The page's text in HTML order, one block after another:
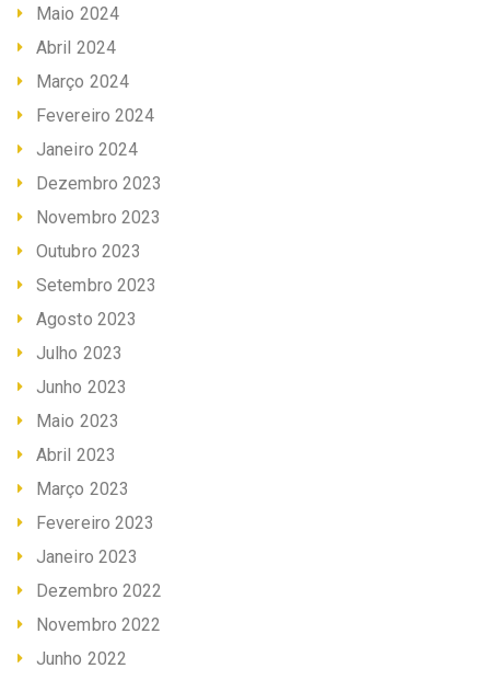
Maio 2024
Abril 2024
Março 2024
Fevereiro 2024
Janeiro 2024
Dezembro 2023
Novembro 2023
Outubro 2023
Setembro 2023
Agosto 2023
Julho 2023
Junho 2023
Maio 2023
Abril 2023
Março 2023
Fevereiro 2023
Janeiro 2023
Dezembro 2022
Novembro 2022
Junho 2022